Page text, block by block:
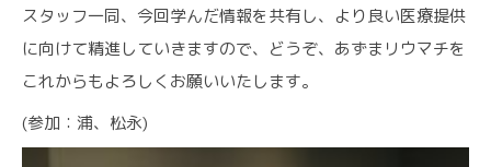
スタッフ一同、今回学んだ情報を共有し、より良い医療提供
に向けて精進していきますので、どうぞ、あずまリウマチを
これからもよろしくお願いいたします。
(参加：浦、松永)